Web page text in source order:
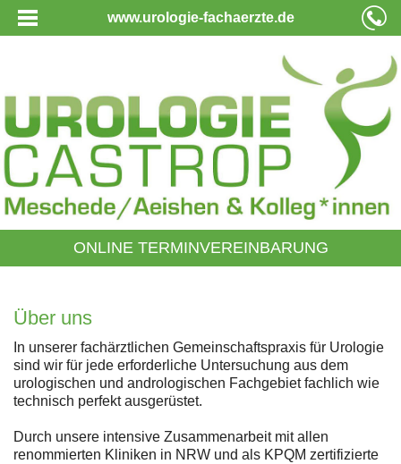
www.urologie-fachaerzte.de
ONLINE TERMINVEREINBARUNG
Über uns
In unserer fachärztlichen Gemeinschaftspraxis für Urologie
sind wir für jede erforderliche Untersuchung aus dem
urologischen und andrologischen Fachgebiet fachlich wie
technisch perfekt ausgerüstet.
Durch unsere intensive Zusammenarbeit mit allen
renommierten Kliniken in NRW und als KPQM zertifizierte